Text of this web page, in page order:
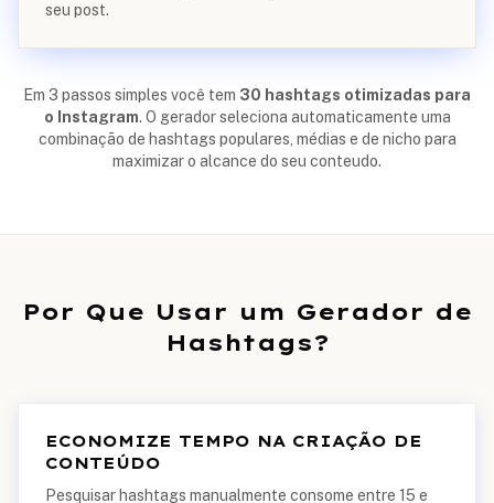
seu post.
Em 3 passos simples você tem 30 hashtags otimizadas para
o Instagram. O gerador seleciona automaticamente uma
combinação de hashtags populares, médias e de nicho para
maximizar o alcance do seu conteudo.
Por Que Usar um Gerador de
Hashtags?
ECONOMIZE TEMPO NA CRIAÇÃO DE
CONTEÚDO
Pesquisar hashtags manualmente consome entre 15 e